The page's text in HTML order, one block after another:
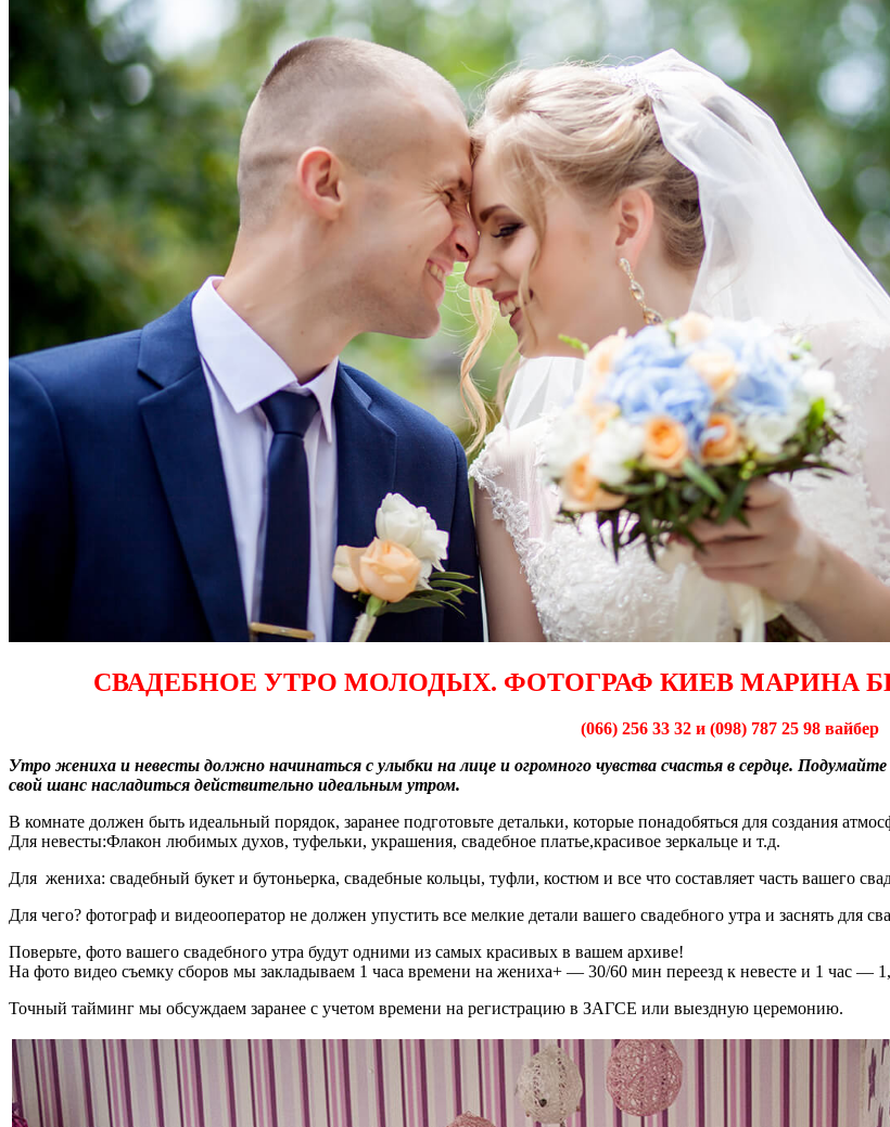
СВАДЕБНОЕ УТРО МОЛОДЫХ. ФОТОГРАФ КИЕВ МАРИНА
(066) 256 33 32 и (098) 787 25 98 вайбер
Утро жениха и невесты должно начинаться с улыбки на лице и огромного чувства счастья в сердце.
свой шанс насладиться действительно идеальным утром.
В комнате должен быть идеальный порядок, заранее подготовьте детальки, которые понадобяться для создания
Для невесты:Флакон любимых духов, туфельки, украшения, свадебное платье,красивое зеркальце и т.д.
Для жениха: свадебный букет и бутоньерка, свадебные кольцы, туфли, костюм и все что составляет часть вашего
Для чего? фотограф и видеооператор не должен упустить все мелкие детали вашего свадебного утра и заснять для
Поверьте, фото вашего свадебного утра будут одними из самых красивых в вашем архиве!
На фото видео съемку сборов мы закладываем 1 часа времени на жениха+ — 30/60 мин переезд к невесте и 1 час —
Точный тайминг мы обсуждаем заранее с учетом времени на регистрацию в ЗАГСЕ или выездную церемонию.